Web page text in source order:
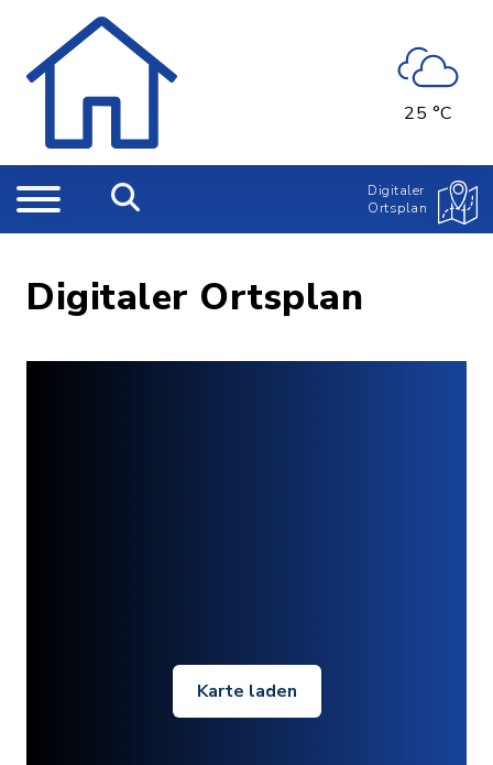
25 °C
Digitaler
Ortsplan
Digitaler Ortsplan
Karte laden